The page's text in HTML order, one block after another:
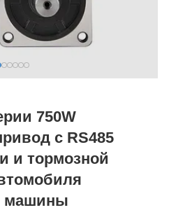
750W
с RS485
и тормозной
машины